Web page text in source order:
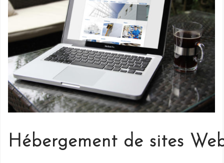
Hébergement de sites